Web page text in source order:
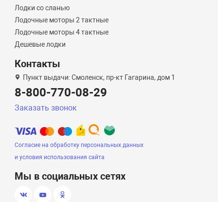
Лодки со сланью
Лодочные моторы 2 тактные
Лодочные моторы 4 тактные
Дешевые лодки
Контакты
Пункт выдачи: Смоленск, пр-кт Гагарина, дом 1
8-800-770-08-29
Заказать звонок
Согласие на обработку персональных данных
и условия использования сайта
Мы в социальных сетях